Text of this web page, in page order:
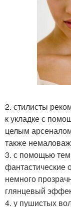
2. стилисты
к укладке с
целым
также
3. с помощью
фантастические
немного
глянцевый
4. у пушистых